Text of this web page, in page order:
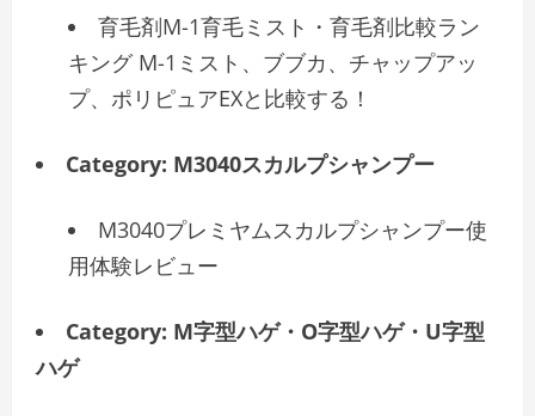
育毛剤M-1育毛ミスト・育毛剤比較ラン
キング M-1ミスト、ブブカ、チャップアッ
プ、ポリピュアEXと比較する！
Category: M3040スカルプシャンプー
M3040プレミヤムスカルプシャンプー使
用体験レビュー
Category: M字型ハゲ・O字型ハゲ・U字型
ハゲ